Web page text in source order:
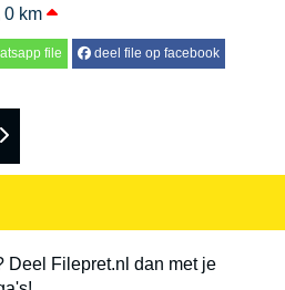
0 km
file deel file op facebook
Deel Filepret.nl dan met je